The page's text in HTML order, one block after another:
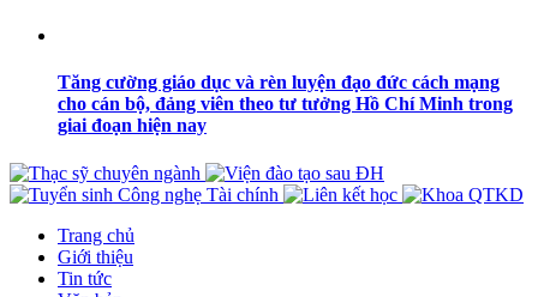
Tăng cường giáo dục và rèn luyện đạo đức cách mạng
cho cán bộ, đảng viên theo tư tưởng Hồ Chí Minh trong
giai đoạn hiện nay
Trang chủ
Giới thiệu
Tin tức